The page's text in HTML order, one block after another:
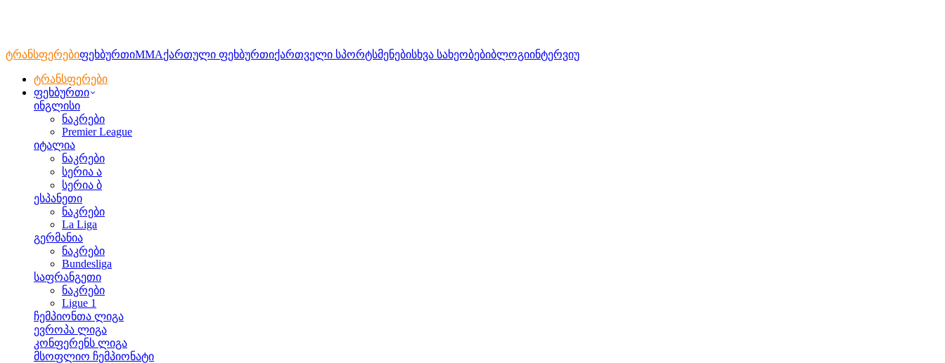
ტრანსფერებიფეხბურთიMMAქართული ფეხბურთიქართველი სპორტსმენებისხვა სახეობებიბლოგიინტერვიუ
ტრანსფერები
ფეხბურთი
ინგლისი
ნაკრები
Premier League
იტალია
ნაკრები
სერია ა
სერია ბ
ესპანეთი
ნაკრები
La Liga
გერმანია
ნაკრები
Bundesliga
საფრანგეთი
ნაკრები
Ligue 1
ჩემპიონთა ლიგა
ევროპა ლიგა
კონფერენს ლიგა
მსოფლიო ჩემპიონატი